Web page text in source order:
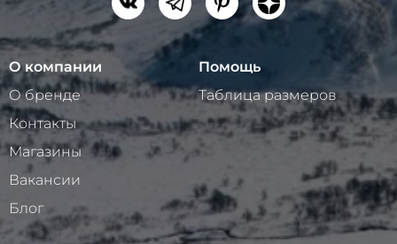
О компании
О бренде
Контакты
Магазины
Вакансии
Блог
Помощь
Таблица размеров